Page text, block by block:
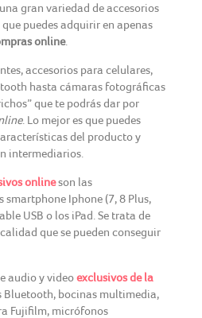
gran variedad de accesorios
puedes adquirir en apenas
online.
accesorios para celulares,
hasta cámaras fotográficas
que te podrás dar por
. Lo mejor es que puedes
del producto y
intermediarios.
onlineson las
Iphone (7, 8 Plus,
USB o los iPad. Se trata de
que se pueden conseguir
audio y videoexclusivos de la
Bluetooth, bocinas multimedia,
Fujifilm, micrófonos